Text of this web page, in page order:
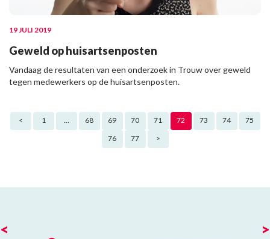
19 JULI 2019
Geweld op huisartsenposten
Vandaag de resultaten van een onderzoek in Trouw over geweld
tegen medewerkers op de huisartsenposten.
Berichten paginering
< 1 … 68 69 70 71 72 73 74
75
76
77 >
< >